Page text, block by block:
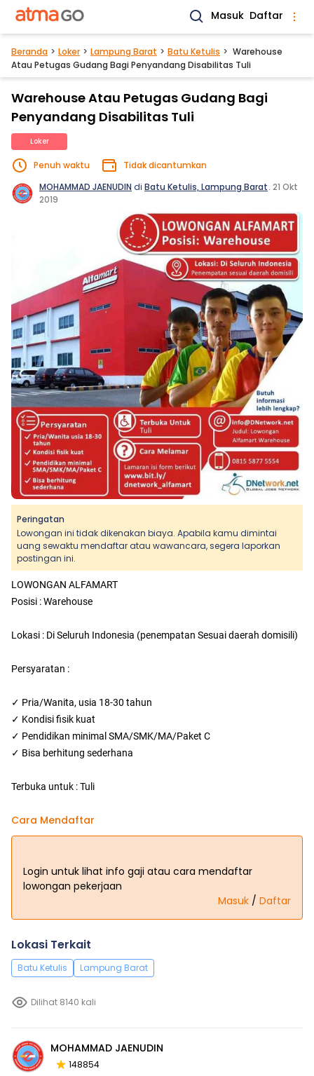
Masuk Daftar
Beranda Loker Lampung Barat Batu Ketulis
Warehouse
Atau Petugas Gudang Bagi Penyandang Disabilitas Tuli
Warehouse Atau Petugas Gudang Bagi
Penyandang Disabilitas Tuli
Loker
Penuh waktu
Tidak dicantumkan
MOHAMMAD JAENUDIN di Batu Ketulis, Lampung Barat. 21 Okt
2019
Peringatan
Lowongan ini tidak dikenakan biaya. Apabila kamu dimintai
uang sewaktu mendaftar atau wawancara, segera laporkan
postingan ini.
LOWONGAN ALFAMART
Posisi : Warehouse
Lokasi : Di Seluruh Indonesia (penempatan Sesuai daerah domisili)
Persyaratan :
✓ Pria/Wanita, usia 18-30 tahun
✓ Kondisi fisik kuat
✓ Pendidikan minimal SMA/SMK/MA/Paket C
✓ Bisa berhitung sederhana
Terbuka untuk : Tuli
Cara Mendaftar
Login untuk lihat info gaji atau cara mendaftar
lowongan pekerjaan
Masuk / Daftar
Lokasi Terkait
Batu Ketulis Lampung Barat
Dilihat 8140 kali
MOHAMMAD JAENUDIN
148854